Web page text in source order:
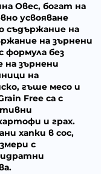
Овес, богат на
усвояване
съдържание на
на зърнени
формула без
на зърнени
на
гъше месо и
Free са с
и грах.
хапки в сос,
с